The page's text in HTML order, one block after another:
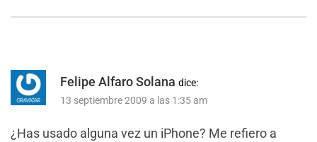
Felipe Alfaro Solana dice:
13 septiembre 2009 a las 1:35 am
¿Has usado alguna vez un iPhone? Me refiero a